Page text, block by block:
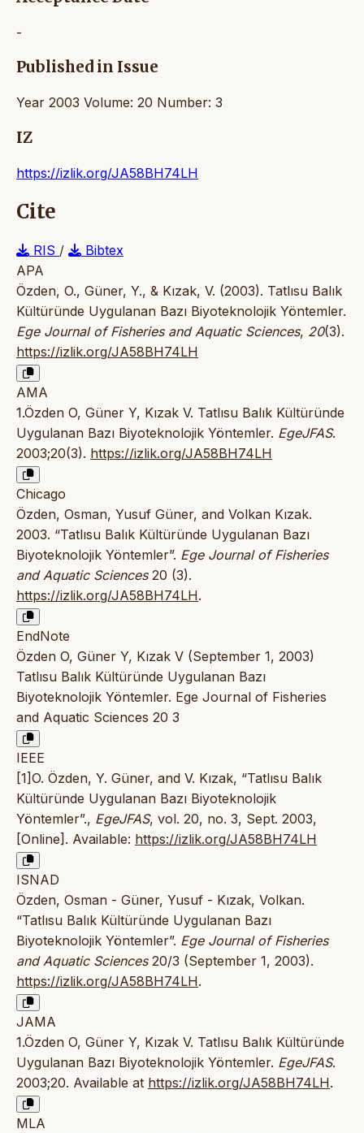
-
Published in Issue
Year 2003 Volume: 20 Number: 3
IZ
https://izlik.org/JA58BH74LH
Cite
RIS /
Bibtex
APA
Özden, O., Güner, Y., & Kızak, V. (2003). Tatlısu Balık
Kültüründe Uygulanan Bazı Biyoteknolojik Yöntemler.
Ege Journal of Fisheries and Aquatic Sciences, 20(3).
https://izlik.org/JA58BH74LH
AMA
1.Özden O, Güner Y, Kızak V. Tatlısu Balık Kültüründe
Uygulanan Bazı Biyoteknolojik Yöntemler. EgeJFAS.
2003;20(3). https://izlik.org/JA58BH74LH
Chicago
Özden, Osman, Yusuf Güner, and Volkan Kızak.
2003. “Tatlısu Balık Kültüründe Uygulanan Bazı
Biyoteknolojik Yöntemler”. Ege Journal of Fisheries
and Aquatic Sciences20 (3).
https://izlik.org/JA58BH74LH.
EndNote
Özden O, Güner Y, Kızak V (September 1, 2003)
Tatlısu Balık Kültüründe Uygulanan Bazı
Biyoteknolojik Yöntemler. Ege Journal of Fisheries
and Aquatic Sciences 20 3
IEEE
[1]O. Özden, Y. Güner, and V. Kızak, “Tatlısu Balık
Kültüründe Uygulanan Bazı Biyoteknolojik
Yöntemler”., EgeJFAS, vol. 20, no. 3, Sept. 2003,
[Online]. Available: https://izlik.org/JA58BH74LH
ISNAD
Özden, Osman - Güner, Yusuf - Kızak, Volkan.
“Tatlısu Balık Kültüründe Uygulanan Bazı
Biyoteknolojik Yöntemler”. Ege Journal of Fisheries
and Aquatic Sciences20/3 (September 1, 2003).
https://izlik.org/JA58BH74LH.
JAMA
1.Özden O, Güner Y, Kızak V. Tatlısu Balık Kültüründe
Uygulanan Bazı Biyoteknolojik Yöntemler. EgeJFAS.
2003;20. Available at https://izlik.org/JA58BH74LH.
MLA